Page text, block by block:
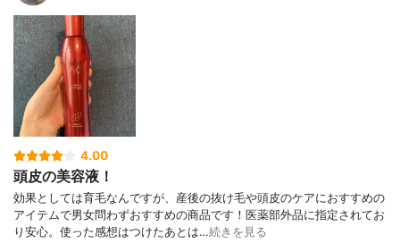
4.00
頭皮の美容液！
効果としては育毛なんですが、産後の抜け毛や頭皮のケアにおすすめの
アイテムで男女問わずおすすめの商品です！医薬部外品に指定されてお
り安心。使った感想はつけたあとは…続きを見る